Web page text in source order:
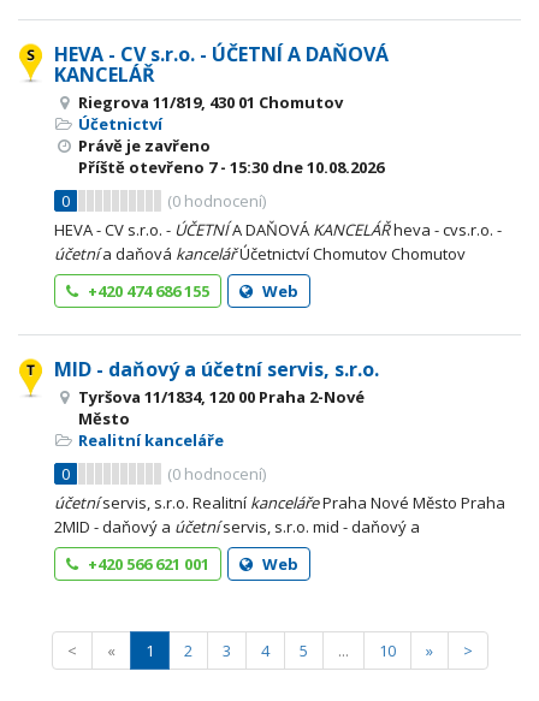
HEVA - CV s.r.o. - ÚČETNÍ A DAŇOVÁ
KANCELÁŘ
Riegrova 11/819, 430 01 Chomutov
Účetnictví
Právě je zavřeno
Příště otevřeno 7 - 15:30 dne 10.08.2026
0
(0 hodnocení)
HEVA - CV s.r.o. - ÚČETNÍA DAŇOVÁ KANCELÁŘheva - cvs.r.o. -
účetnía daňová kancelářÚčetnictví Chomutov Chomutov
+420 474 686 155
Web
MID - daňový a účetní servis, s.r.o.
Tyršova 11/1834, 120 00 Praha 2-Nové
Město
Realitní kanceláře
0
(0 hodnocení)
účetníservis, s.r.o. Realitní kancelářePraha Nové Město Praha
2MID - daňový a účetníservis, s.r.o. mid - daňový a
+420 566 621 001
Web
< « 1 2 3 4 5 ... 10 » >